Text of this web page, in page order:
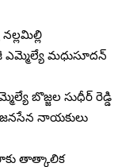
మధుసూదన్
బొజ్జల సుధీర్ రెడ్డి
జనసేన నాయకులు
తాత్కాలిక